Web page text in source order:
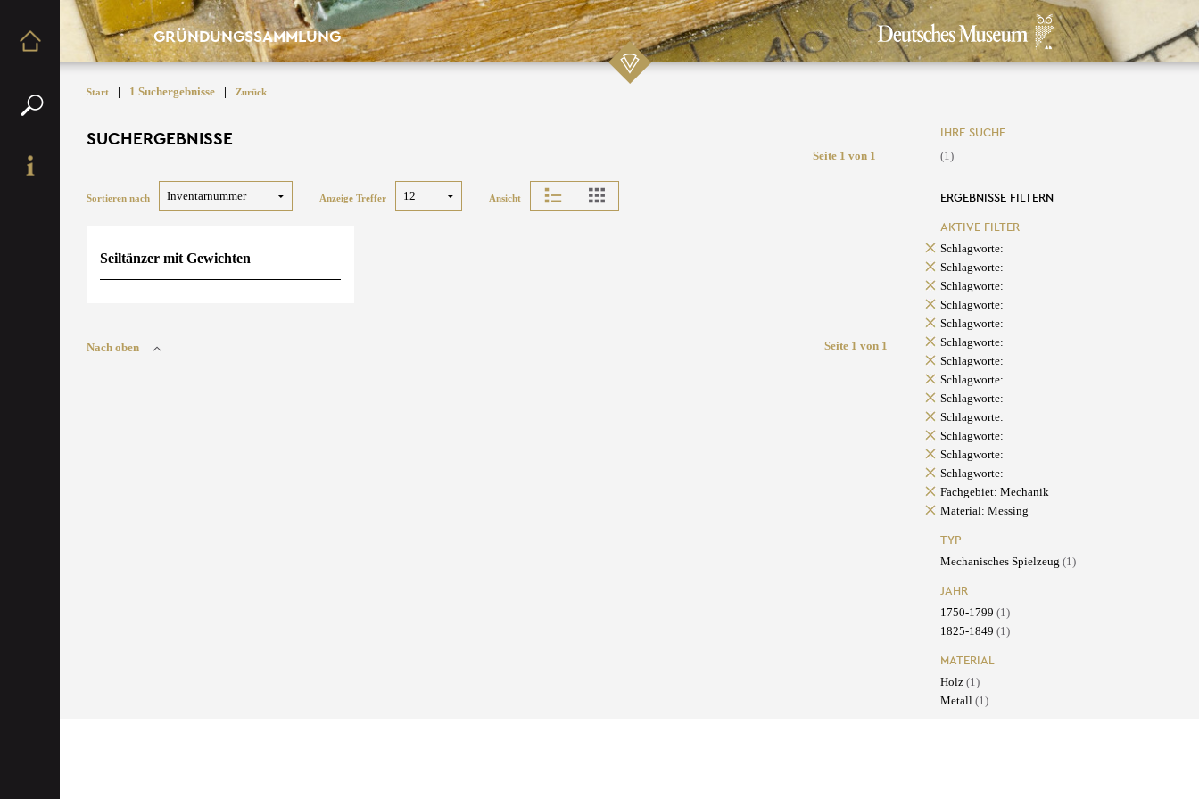
GRÜNDUNGSSAMMLUNG
Start | 1 Suchergebnisse | Zurück
SUCHERGEBNISSE
Seite 1 von 1
Sortieren nach Anzeige Treffer Ansicht
Seiltänzer mit Gewichten
Nach oben Seite 1 von 1
IHRE SUCHE
(1)
ERGEBNISSE FILTERN
AKTIVE FILTER
Schlagworte:
Schlagworte:
Schlagworte:
Schlagworte:
Schlagworte:
Schlagworte:
Schlagworte:
Schlagworte:
Schlagworte:
Schlagworte:
Schlagworte:
Schlagworte:
Schlagworte:
Fachgebiet: Mechanik
Material: Messing
TYP
Mechanisches Spielzeug (1)
JAHR
1750-1799 (1)
1825-1849 (1)
MATERIAL
Holz (1)
Metall (1)